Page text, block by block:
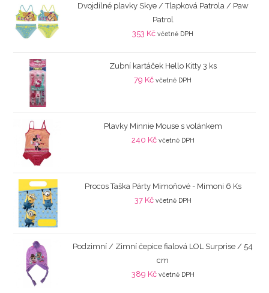
Dvojdílné plavky Skye / Tlapková Patrola / Paw
Patrol
353 Kč včetně DPH
Zubní kartáček Hello Kitty 3 ks
79 Kč včetně DPH
Plavky Minnie Mouse s volánkem
240 Kč včetně DPH
Procos Taška Párty Mimoňové - Mimoni 6 Ks
37 Kč včetně DPH
Podzimní / Zimní čepice fialová LOL Surprise / 54
cm
389 Kč včetně DPH